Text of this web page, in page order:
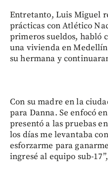
Entretanto, Luis Miguel
prácticas con Atlético
primeros sueldos, habló
una vivienda en
su hermana y
Con su madre en la
para Danna. Se enfocó
presentó a las pruebas
los días me levantaba
esforzarme para
ingresé al equipo sub-